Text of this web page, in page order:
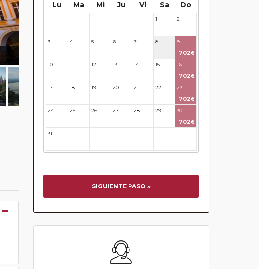
Lu Ma Mi Ju Vi Sa Do
1 2
3 4 5 6 7 8 9
702€
10 11 12 13 14 15 16
702€
17 18 19 20 21 22 23
702€
24 25 26 27 28 29 30
702€
31
SIGUIENTE PASO »